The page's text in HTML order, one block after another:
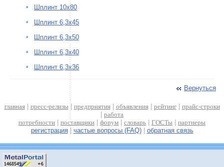
Шплинт 10х80
Шплинт 6,3х45
Шплинт 6,3х50
Шплинт 6,3х40
Шплинт 6,3х36
Вернуться
главная| пресс-релизы | предприятия| объявления| рейтинг| прайс-строки
работа
потребности
поставщики форум словарь ГОСТы
партнеры
регистрация| частые вопросы (FAQ)| обратная связь